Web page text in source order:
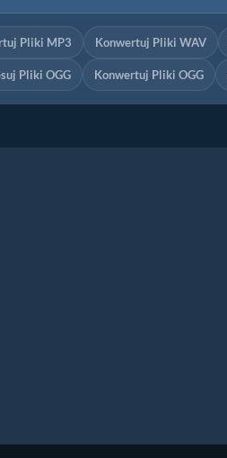
Pliki MP3 Konwertuj Pliki WAV
Pliki OGG Konwertuj Pliki OGG